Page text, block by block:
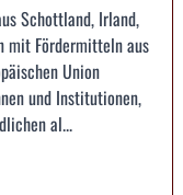
Schottland, Irland,
mit Fördermitteln aus
Union
und Institutionen,
al...